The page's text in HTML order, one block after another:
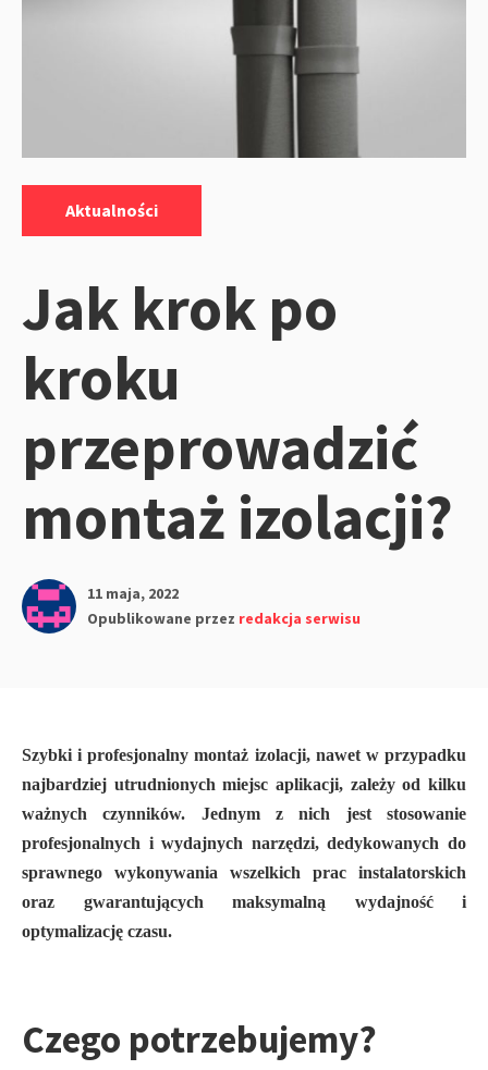
Aktualności
Jak krok po
kroku
przeprowadzić
montaż izolacji?
11 maja, 2022
Opublikowane przez redakcja serwisu
Szybki i profesjonalny montaż izolacji, nawet w przypadku
najbardziej utrudnionych miejsc aplikacji, zależy od kilku
ważnych czynników. Jednym z nich jest stosowanie
profesjonalnych i wydajnych narzędzi, dedykowanych do
sprawnego wykonywania wszelkich prac instalatorskich
oraz gwarantujących maksymalną wydajność i
optymalizację czasu.
Czego potrzebujemy?